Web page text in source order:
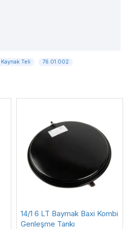
Teli
76.01.002
14/1 6 LT Baymak Baxi Kombi
Genleşme Tankı